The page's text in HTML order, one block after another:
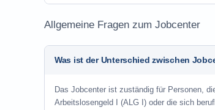
Allgemeine Fragen zum Jobcenter
Was ist der Unterschied zwischen
Das Jobcenter ist zuständig für Personen,
Arbeitslosengeld I (ALG I) oder die sich